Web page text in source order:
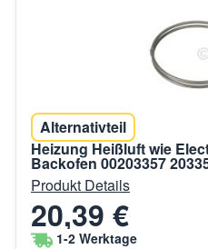
Alternativteil
Heizung Heißluft wie
Backofen 00203357
Produkt Details
20,39 €
1-2 Werktage